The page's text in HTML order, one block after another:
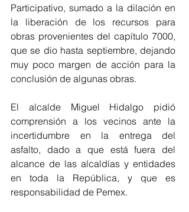
Participativo, sumado a la dilación en
la liberación de los recursos para
obras provenientes del capítulo 7000,
que se dio hasta septiembre, dejando
muy poco margen de acción para la
conclusión de algunas obras.
El alcalde Miguel Hidalgo pidió
comprensión a los vecinos ante la
incertidumbre en la entrega del
asfalto, dado a que está fuera del
alcance de las alcaldías y entidades
en toda la República, y que es
responsabilidad de Pemex.